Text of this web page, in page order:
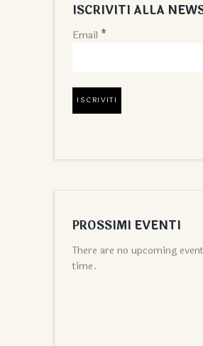
ISCRIVITI ALLA
Email *
PROSSIMI EVENTI
There are no upcoming
time.